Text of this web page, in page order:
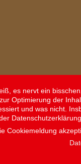
es nervt ein
Optimierung der
und was nicht.
Cookiemeldung